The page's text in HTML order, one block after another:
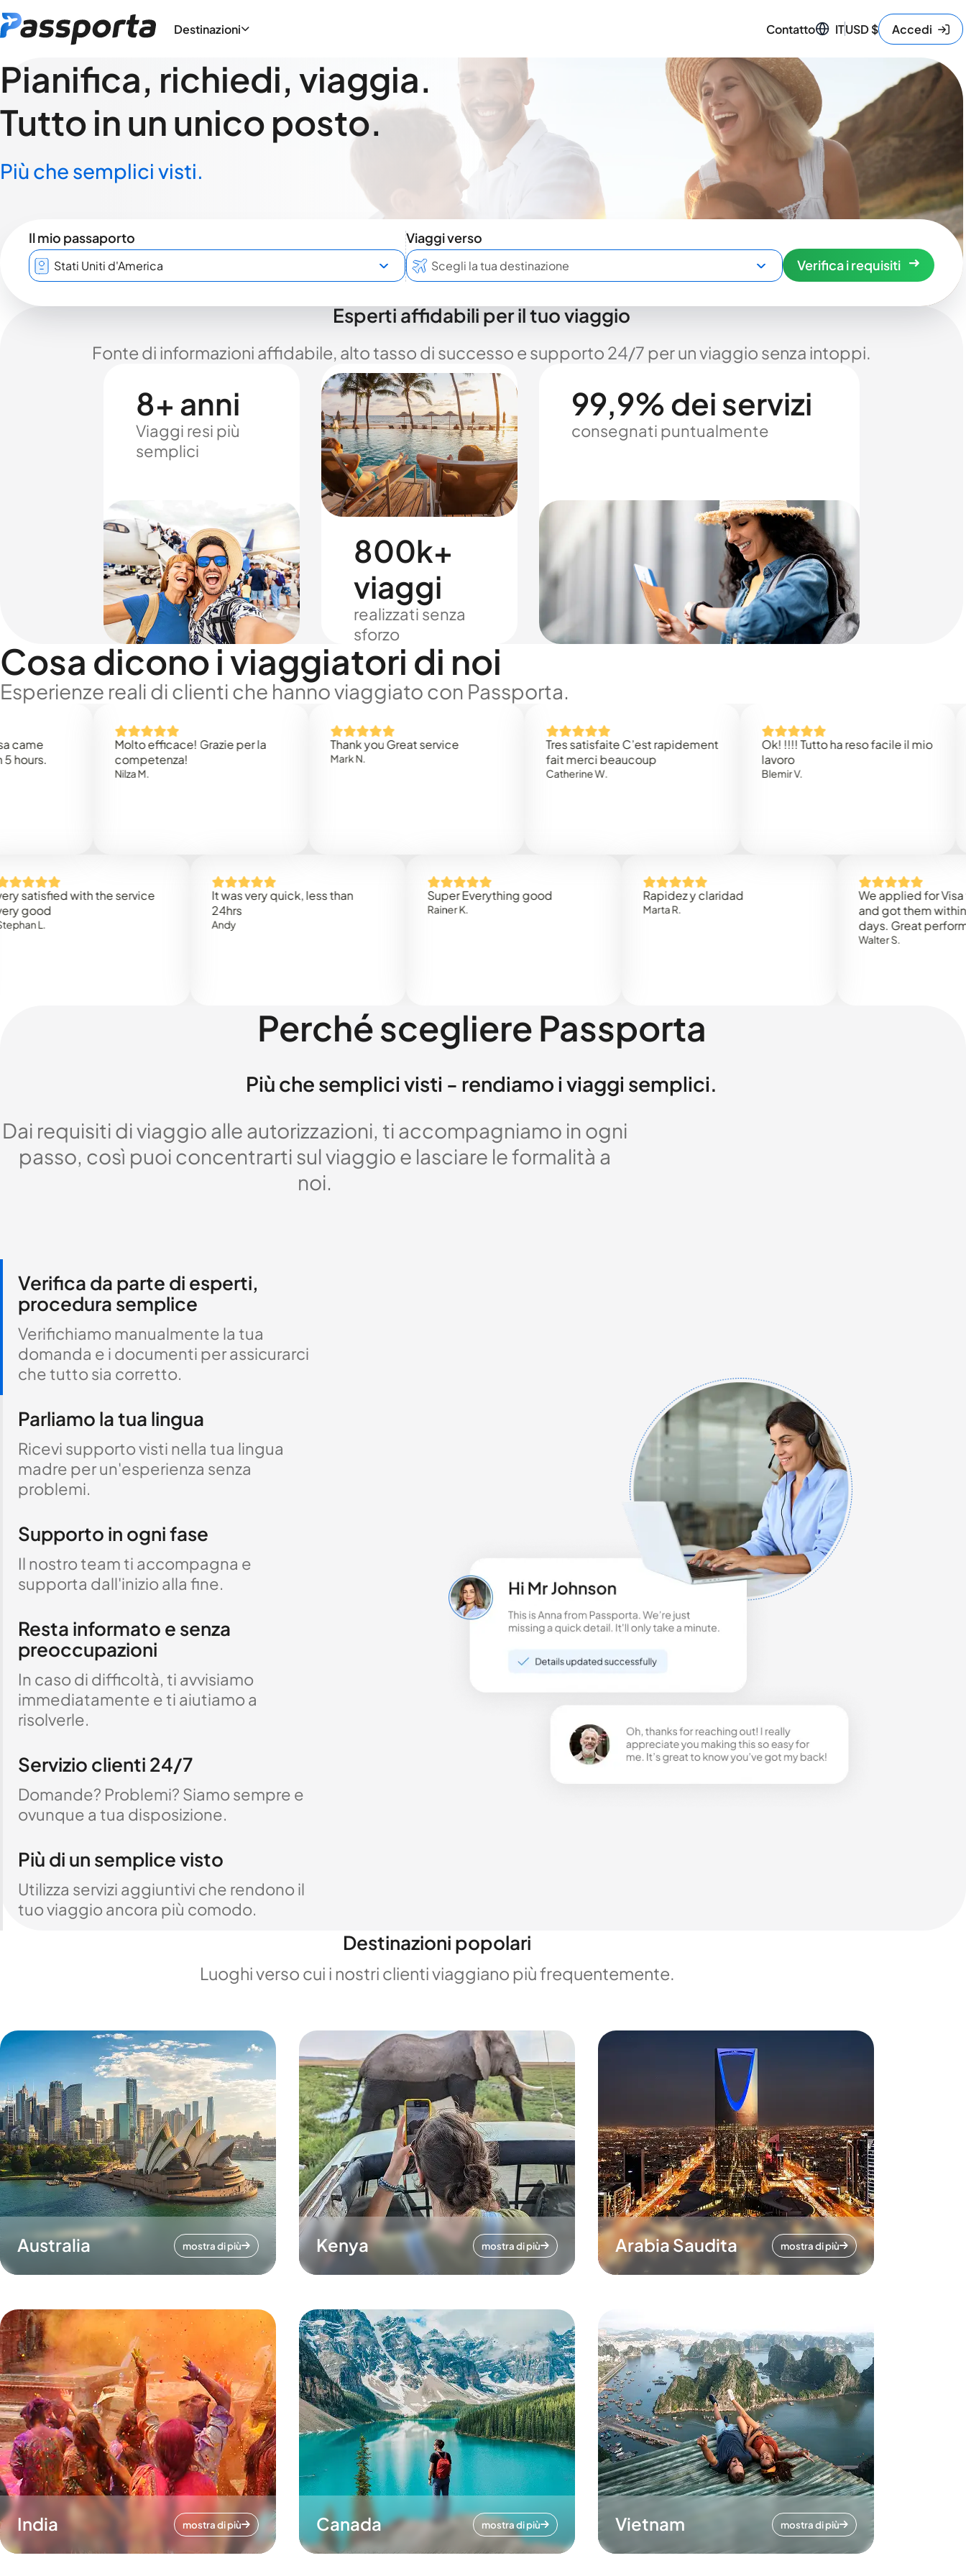
Destinazioni Contatto ITUSD$ Accedi
Pianifica, richiedi, viaggia.
Tutto in un unico posto.
Più che semplici visti.
Il mio passaporto
Viaggi verso
Verifica i requisiti
Esperti affidabili per il tuo viaggio
Fonte di informazioni affidabile, alto tasso di successo e supporto 24/7 per un viaggio senza intoppi.
8+ anni
Viaggi resi più
semplici
800k+
viaggi
realizzati senza
sforzo
99,9% dei servizi
consegnati puntualmente
Cosa dicono i viaggiatori di noi
Esperienze reali di clienti che hanno viaggiato con Passporta.
Molto efficace! Grazie per la
competenza!
Thank you Great service
Tres satisfaite C’est rapidement
fait merci beaucoup
Catherine W.
Ok! !!!! Tutto ha reso facile il mio
Blemir V.
with the service
It was very quick, less than
Super Everything good
Rainer K.
Rapidez y claridad
We applied for Visa to
and got them within 3
days. Great performance!
Walter S.
Perché scegliere Passporta
Più che semplici visti - rendiamo i viaggi semplici.
Dai requisiti di viaggio alle autorizzazioni, ti accompagniamo in ogni
passo, così puoi concentrarti sul viaggio e lasciare le formalità a
noi.
Verifica da parte di esperti,
procedura semplice
Verifichiamo manualmente la tua
domanda e i documenti per assicurarci
che tutto sia corretto.
Parliamo la tua lingua
Ricevi supporto visti nella tua lingua
madre per un'esperienza senza
problemi.
Supporto in ogni fase
Il nostro team ti accompagna e
supporta dall'inizio alla fine.
Resta informato e senza
preoccupazioni
In caso di difficoltà, ti avvisiamo
immediatamente e ti aiutiamo a
risolverle.
Servizio clienti 24/7
Domande? Problemi? Siamo sempre e
ovunque a tua disposizione.
Più di un semplice visto
Utilizza servizi aggiuntivi che rendono il
tuo viaggio ancora più comodo.
Destinazioni popolari
Luoghi verso cui i nostri clienti viaggiano più frequentemente.
Australia mostra di più Kenya mostra di più Arabia Saudita mostra di più
India mostra di più Canada mostra di più Vietnam mostra di più